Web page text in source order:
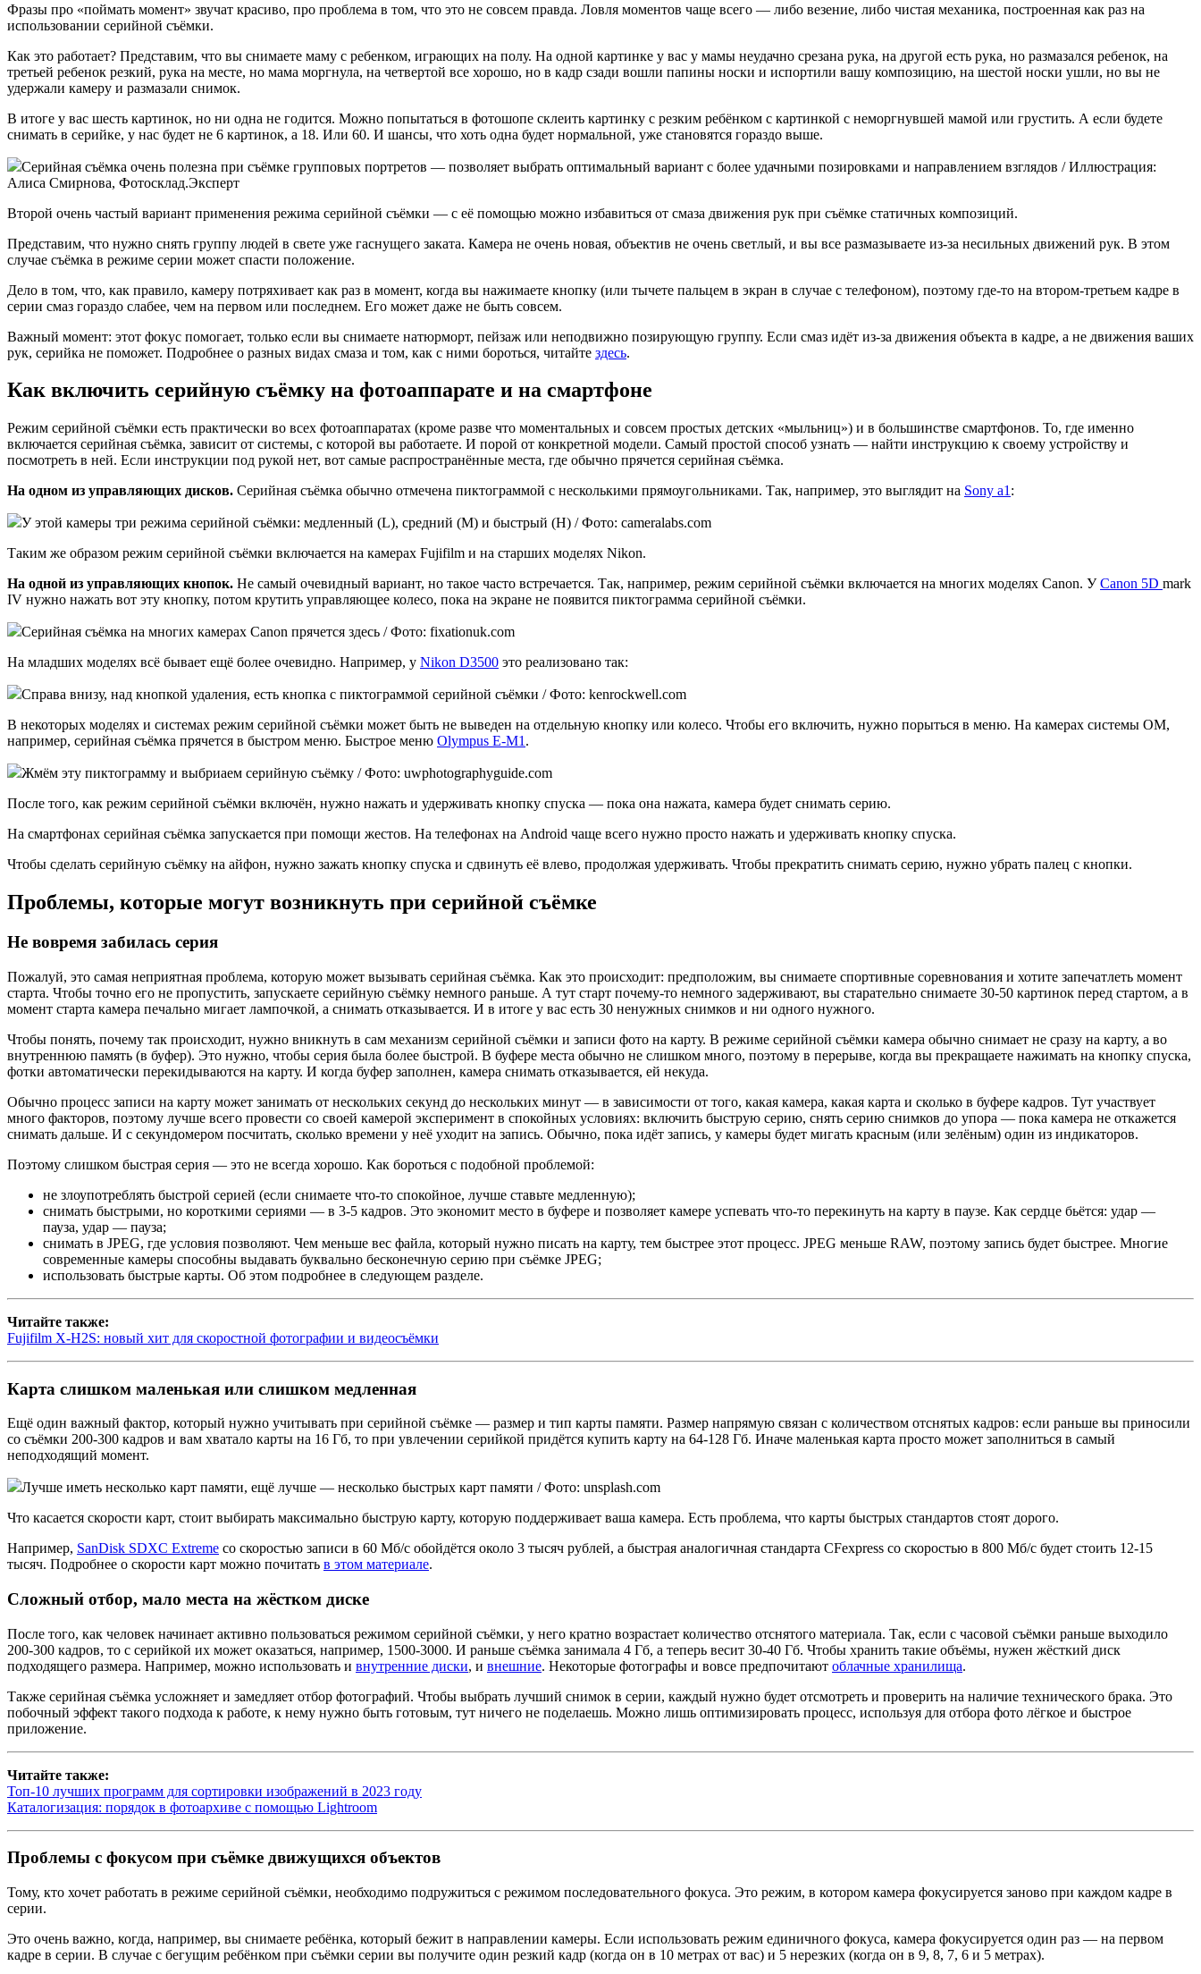
Фразы про «поймать момент» звучат красиво, про проблема в том, что это не совсем правда. Ловля моментов чаще всего — либо везение, либо чистая механика, построенная как раз на
использовании серийной съёмки.
Как это работает? Представим, что вы снимаете маму с ребенком, играющих на полу. На одной картинке у вас у мамы неудачно срезана рука, на другой есть рука, но размазался ребенок, на
третьей ребенок резкий, рука на месте, но мама моргнула, на четвертой все хорошо, но в кадр сзади вошли папины носки и испортили вашу композицию, на шестой носки ушли, но вы не
удержали камеру и размазали снимок.
В итоге у вас шесть картинок, но ни одна не годится. Можно попытаться в фотошопе склеить картинку с резким ребёнком с картинкой с неморгнувшей мамой или грустить. А если будете
снимать в серийке, у нас будет не 6 картинок, а 18. Или 60. И шансы, что хоть одна будет нормальной, уже становятся гораздо выше.
Серийная съёмка очень полезна при съёмке групповых портретов — позволяет выбрать оптимальный вариант с более удачными позировками и направлением взглядов / Иллюстрация:
Алиса Смирнова, Фотосклад.Эксперт
Второй очень частый вариант применения режима серийной съёмки — с её помощью можно избавиться от смаза движения рук при съёмке статичных композиций.
Представим, что нужно снять группу людей в свете уже гаснущего заката. Камера не очень новая, объектив не очень светлый, и вы все размазываете из-за несильных движений рук. В этом
случае съёмка в режиме серии может спасти положение.
Дело в том, что, как правило, камеру потряхивает как раз в момент, когда вы нажимаете кнопку (или тычете пальцем в экран в случае с телефоном), поэтому где-то на втором-третьем кадре в
серии смаз гораздо слабее, чем на первом или последнем. Его может даже не быть совсем.
Важный момент: этот фокус помогает, только если вы снимаете натюрморт, пейзаж или неподвижно позирующую группу. Если смаз идёт из-за движения объекта в кадре, а не движения ваших
рук, серийка не поможет. Подробнее о разных видах смаза и том, как с ними бороться, читайте здесь.
Как включить серийную съёмку на фотоаппарате и на смартфоне
Режим серийной съёмки есть практически во всех фотоаппаратах (кроме разве что моментальных и совсем простых детских «мыльниц») и в большинстве смартфонов. То, где именно
включается серийная съёмка, зависит от системы, с которой вы работаете. И порой от конкретной модели. Самый простой способ узнать — найти инструкцию к своему устройству и
посмотреть в ней. Если инструкции под рукой нет, вот самые распространённые места, где обычно прячется серийная съёмка.
На одном из управляющих дисков. Серийная съёмка обычно отмечена пиктограммой с несколькими прямоугольниками. Так, например, это выглядит на Sony a1 :
У этой камеры три режима серийной съёмки: медленный (L), средний (M) и быстрый (H) / Фото: cameralabs.com
Таким же образом режим серийной съёмки включается на камерах Fujifilm и на старших моделях Nikon.
На одной из управляющих кнопок. Не самый очевидный вариант, но такое часто встречается. Так, например, режим серийной съёмки включается на многих моделях Canon. УCanon 5D mark
IV нужно нажать вот эту кнопку, потом крутить управляющее колесо, пока на экране не появится пиктограмма серийной съёмки.
Серийная съёмка на многих камерах Canon прячется здесь / Фото: fixationuk.com
На младших моделях всё бывает ещё более очевидно. Например, у Nikon D3500 это реализовано так:
Справа внизу, над кнопкой удаления, есть кнопка с пиктограммой серийной съёмки / Фото: kenrockwell.com
В некоторых моделях и системах режим серийной съёмки может быть не выведен на отдельную кнопку или колесо. Чтобы его включить, нужно порыться в меню. На камерах системы OM,
например, серийная съёмка прячется в быстром меню. Быстрое меню Olympus E-M1 .
Жмём эту пиктограмму и выбриаем серийную съёмку / Фото: uwphotographyguide.com
После того, как режим серийной съёмки включён, нужно нажать и удерживать кнопку спуска — пока она нажата, камера будет снимать серию.
На смартфонах серийная съёмка запускается при помощи жестов. На телефонах на Android чаще всего нужно просто нажать и удерживать кнопку спуска.
Чтобы сделать серийную съёмку на айфон, нужно зажать кнопку спуска и сдвинуть её влево, продолжая удерживать. Чтобы прекратить снимать серию, нужно убрать палец с кнопки.
Проблемы, которые могут возникнуть при серийной съёмке
Не вовремя забилась серия
Пожалуй, это самая неприятная проблема, которую может вызывать серийная съёмка. Как это происходит: предположим, вы снимаете спортивные соревнования и хотите запечатлеть момент
старта. Чтобы точно его не пропустить, запускаете серийную съёмку немного раньше. А тут старт почему-то немного задерживают, вы старательно снимаете 30-50 картинок перед стартом, а в
момент старта камера печально мигает лампочкой, а снимать отказывается. И в итоге у вас есть 30 ненужных снимков и ни одного нужного.
Чтобы понять, почему так происходит, нужно вникнуть в сам механизм серийной съёмки и записи фото на карту. В режиме серийной съёмки камера обычно снимает не сразу на карту, а во
внутреннюю память (в буфер). Это нужно, чтобы серия была более быстрой. В буфере места обычно не слишком много, поэтому в перерыве, когда вы прекращаете нажимать на кнопку спуска,
фотки автоматически перекидываются на карту. И когда буфер заполнен, камера снимать отказывается, ей некуда.
Обычно процесс записи на карту может занимать от нескольких секунд до нескольких минут — в зависимости от того, какая камера, какая карта и сколько в буфере кадров. Тут участвует
много факторов, поэтому лучше всего провести со своей камерой эксперимент в спокойных условиях: включить быструю серию, снять серию снимков до упора — пока камера не откажется
снимать дальше. И с секундомером посчитать, сколько времени у неё уходит на запись. Обычно, пока идёт запись, у камеры будет мигать красным (или зелёным) один из индикаторов.
Поэтому слишком быстрая серия — это не всегда хорошо. Как бороться с подобной проблемой:
не злоупотреблять быстрой серией (если снимаете что-то спокойное, лучше ставьте медленную);
снимать быстрыми, но короткими сериями — в 3-5 кадров. Это экономит место в буфере и позволяет камере успевать что-то перекинуть на карту в паузе. Как сердце бьётся: удар —
пауза, удар — пауза;
снимать в JPEG, где условия позволяют. Чем меньше вес файла, который нужно писать на карту, тем быстрее этот процесс. JPEG меньше RAW, поэтому запись будет быстрее. Многие
современные камеры способны выдавать буквально бесконечную серию при съёмке JPEG;
использовать быстрые карты. Об этом подробнее в следующем разделе.
Читайте также:
Fujifilm X-H2S: новый хит для скоростной фотографии и видеосъёмки
Карта слишком маленькая или слишком медленная
Ещё один важный фактор, который нужно учитывать при серийной съёмке — размер и тип карты памяти. Размер напрямую связан с количеством отснятых кадров: если раньше вы приносили
со съёмки 200-300 кадров и вам хватало карты на 16 Гб, то при увлечении серийкой придётся купить карту на 64-128 Гб. Иначе маленькая карта просто может заполниться в самый
неподходящий момент.
Лучше иметь несколько карт памяти, ещё лучше — несколько быстрых карт памяти / Фото: unsplash.com
Что касается скорости карт, стоит выбирать максимально быструю карту, которую поддерживает ваша камера. Есть проблема, что карты быстрых стандартов стоят дорого.
Например, SanDisk SDXC Extreme со скоростью записи в 60 Мб/с обойдётся около 3 тысяч рублей, а быстрая аналогичная стандарта CFexpress со скоростью в 800 Мб/с будет стоить 12-15
тысяч. Подробнее о скорости карт можно почитать в этом материале.
Сложный отбор, мало места на жёстком диске
После того, как человек начинает активно пользоваться режимом серийной съёмки, у него кратно возрастает количество отснятого материала. Так, если с часовой съёмки раньше выходило
200-300 кадров, то с серийкой их может оказаться, например, 1500-3000. И раньше съёмка занимала 4 Гб, а теперь весит 30-40 Гб. Чтобы хранить такие объёмы, нужен жёсткий диск
подходящего размера. Например, можно использовать и внутренние диски, и внешние. Некоторые фотографы и вовсе предпочитают облачные хранилища.
Также серийная съёмка усложняет и замедляет отбор фотографий. Чтобы выбрать лучший снимок в серии, каждый нужно будет отсмотреть и проверить на наличие технического брака. Это
побочный эффект такого подхода к работе, к нему нужно быть готовым, тут ничего не поделаешь. Можно лишь оптимизировать процесс, используя для отбора фото лёгкое и быстрое
приложение.
Читайте также:
Топ-10 лучших программ для сортировки изображений в 2023 году
Каталогизация: порядок в фотоархиве с помощью Lightroom
Проблемы с фокусом при съёмке движущихся объектов
Тому, кто хочет работать в режиме серийной съёмки, необходимо подружиться с режимом последовательного фокуса. Это режим, в котором камера фокусируется заново при каждом кадре в
серии.
Это очень важно, когда, например, вы снимаете ребёнка, который бежит в направлении камеры. Если использовать режим единичного фокуса, камера фокусируется один раз — на первом
кадре в серии. В случае с бегущим ребёнком при съёмки серии вы получите один резкий кадр (когда он в 10 метрах от вас) и 5 нерезких (когда он в 9, 8, 7, 6 и 5 метрах).